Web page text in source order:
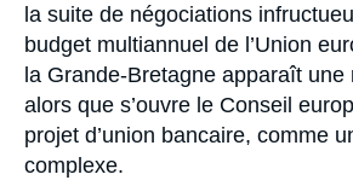
la suite de négociations
budget multiannuel de l’Union
la Grande-Bretagne apparaît une
alors que s’ouvre le Conseil
projet d’union bancaire, comme
complexe.